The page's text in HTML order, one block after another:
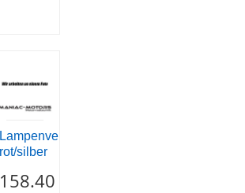
Lampenverkleidung
rot/silber
158.40